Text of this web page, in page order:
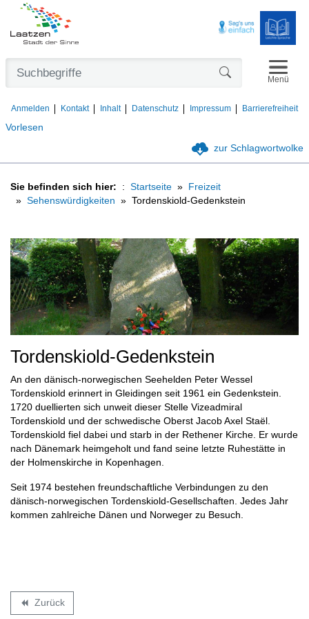
Vorlesen
Anmelden Kontakt Inhalt Datenschutz Impressum Barrierefreiheit
Menü
zur Schlagwortwolke
Sie befinden sich hier: Startseite
Freizeit
Sehenswürdigkeiten
Tordenskiold-Gedenkstein
Tordenskiold-Gedenkstein
An den dänisch-norwegischen Seehelden Peter Wessel
Tordenskiold erinnert in Gleidingen seit 1961 ein Gedenkstein.
1720 duellierten sich unweit dieser Stelle Vizeadmiral
Tordenskiold und der schwedische Oberst Jacob Axel Staël.
Tordenskiold fiel dabei und starb in der Rethener Kirche. Er wurde
nach Dänemark heimgeholt und fand seine letzte Ruhestätte in
der Holmenskirche in Kopenhagen.
Seit 1974 bestehen freundschaftliche Verbindungen zu den
dänisch-norwegischen Tordenskiold-Gesellschaften. Jedes Jahr
kommen zahlreiche Dänen und Norweger zu Besuch.
backward Zurück